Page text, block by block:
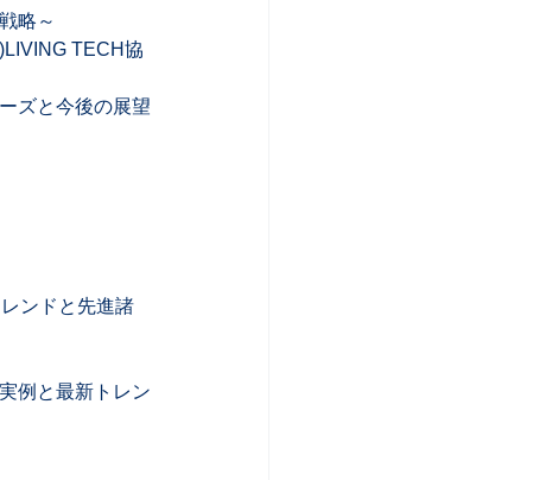
略～
TECH協
ズと今後の展望
ンドと先進諸
例と最新トレン